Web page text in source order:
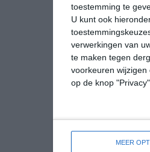
toestemming te
U kunt ook
verwerkingen van
te maken tegen
voorkeuren
op de knop
MEER